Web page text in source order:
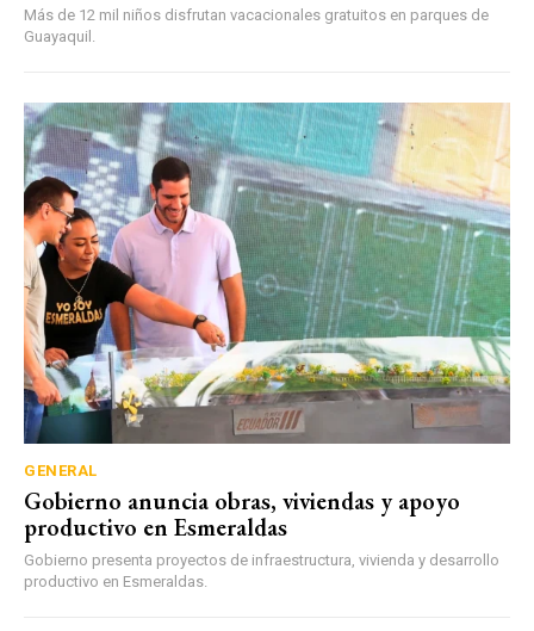
Más de 12 mil niños disfrutan vacacionales gratuitos en parques de
Guayaquil.
GENERAL
Gobierno anuncia obras, viviendas y apoyo
productivo en Esmeraldas
Gobierno presenta proyectos de infraestructura, vivienda y desarrollo
productivo en Esmeraldas.